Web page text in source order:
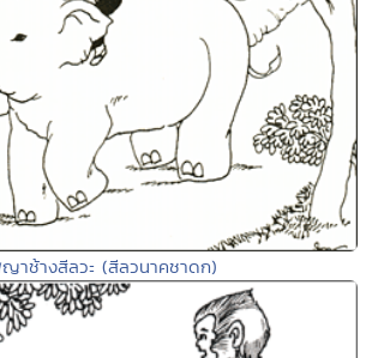
าช้างสีลวะ (สีลวนาคชาดก)